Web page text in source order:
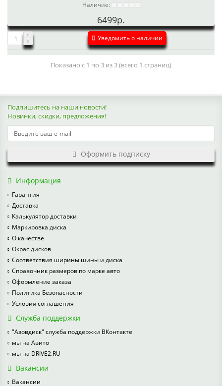
Наличие:
6499р.
Уведомить о наличии
Показано с 1 по 3 из 3 (всего 1 страниц)
Подпишитесь на наши новости!
Новинки, скидки, предложения!
Оформить подписку
Информация
Гарантия
Доставка
Калькулятор доставки
Маркировка диска
О качестве
Окрас дисков
Соответствия ширины шины и диска
Справочник размеров по марке авто
Оформление заказа
Политика Безопасности
Условия соглашения
Служба поддержки
"Азовдиск" служба поддержки ВКонтакте
мы на Авито
мы на DRIVE2.RU
Вакансии
Вакансии